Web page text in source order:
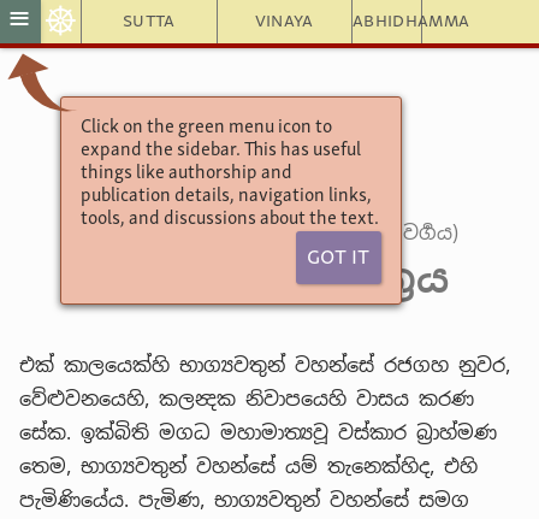
Sutta Vinaya Abhidhamma
≡ ☸
Click on the green menu icon to
expand the sidebar. This has useful
things like authorship and
publication details, navigation links,
tools, and discussions about the text.
Got It
අඞ්ගුත්තරනිකායො
චතුක්ක නිපාතය
4. හතරවෙනි පණ්ණාසකය
(19) 4. යොධාජීව වර්‍ගය (බ්‍රාහ්මණ වර්‍ගය)
7. වස්සකාර සූත්‍රය
එක් කාලයෙක්හි භාග්‍යවතුන් වහන්සේ රජගහ නුවර,
වේළුවනයෙහි, කලන්‍දක නිවාපයෙහි වාසය කරණ
සේක. ඉක්බිති මගධ මහාමාත්‍යවූ වස්කාර බ්‍රාහ්මණ
තෙම, භාග්‍යවතුන් වහන්සේ යම් තැනෙක්හිද, එහි
පැමිණියේය. පැමිණ, භාග්‍යවතුන් වහන්සේ සමග